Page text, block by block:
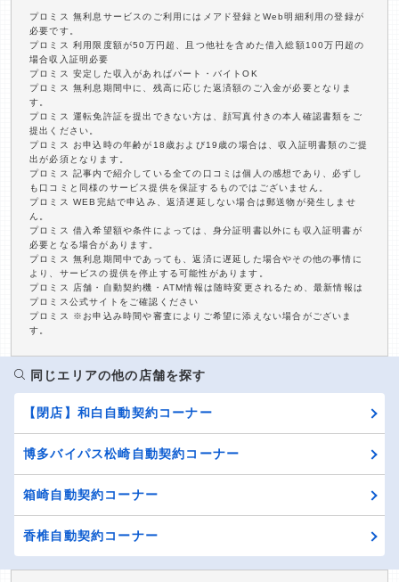
プロミス 無利息サービスのご利用にはメアド登録とWeb明細利用の登録が
必要です。
プロミス 利用限度額が50万円超、且つ他社を含めた借入総額100万円超の
場合収入証明必要
プロミス 安定した収入があればパート・バイトOK
プロミス 無利息期間中に、残高に応じた返済額のご入金が必要となりま
す。
プロミス 運転免許証を提出できない方は、顔写真付きの本人確認書類をご
提出ください。
プロミス お申込時の年齢が18歳および19歳の場合は、収入証明書類のご提
出が必須となります。
プロミス 記事内で紹介している全ての口コミは個人の感想であり、必ずし
も口コミと同様のサービス提供を保証するものではございません。
プロミス WEB完結で申込み、返済遅延しない場合は郵送物が発生しませ
ん。
プロミス 借入希望額や条件によっては、身分証明書以外にも収入証明書が
必要となる場合があります。
プロミス 無利息期間中であっても、返済に遅延した場合やその他の事情に
より、サービスの提供を停止する可能性があります。
プロミス 店舗・自動契約機・ATM情報は随時変更されるため、最新情報は
プロミス公式サイトをご確認ください
プロミス ※お申込み時間や審査によりご希望に添えない場合がございま
す。
同じエリアの他の店舗を探す
【閉店】和白自動契約コーナー
博多バイパス松崎自動契約コーナー
箱崎自動契約コーナー
香椎自動契約コーナー